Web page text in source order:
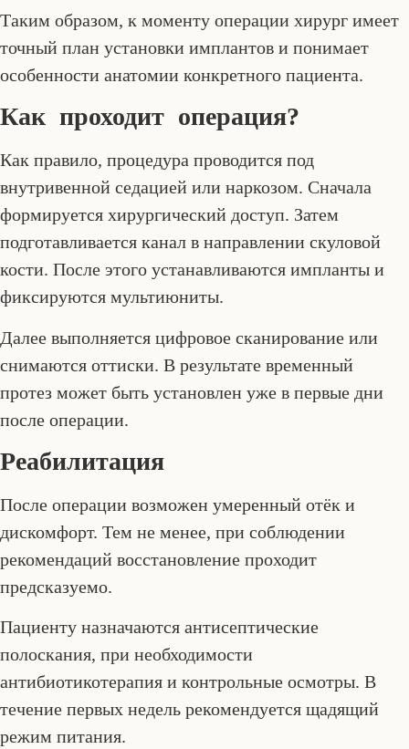
Таким образом, к моменту операции хирург имеет
точный план установки имплантов и понимает
особенности анатомии конкретного пациента.
Как проходит операция?
Как правило, процедура проводится под
внутривенной седацией или наркозом. Сначала
формируется хирургический доступ. Затем
подготавливается канал в направлении скуловой
кости. После этого устанавливаются импланты и
фиксируются мультиюниты.
Далее выполняется цифровое сканирование или
снимаются оттиски. В результате временный
протез может быть установлен уже в первые дни
после операции.
Реабилитация
После операции возможен умеренный отёк и
дискомфорт. Тем не менее, при соблюдении
рекомендаций восстановление проходит
предсказуемо.
Пациенту назначаются антисептические
полоскания, при необходимости
антибиотикотерапия и контрольные осмотры. В
течение первых недель рекомендуется щадящий
режим питания.